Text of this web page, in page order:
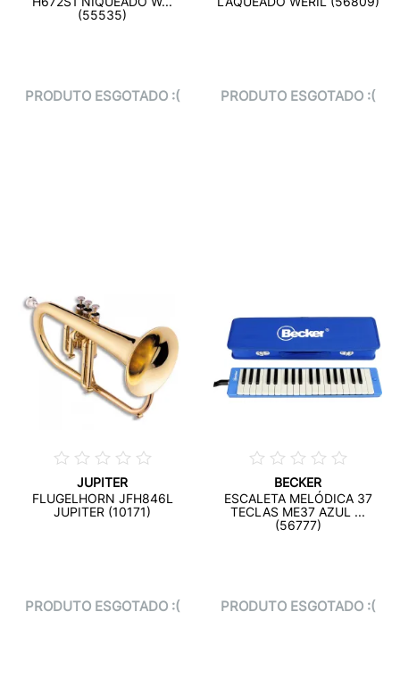
(55535)
PRODUTO ESGOTADO :( PRODUTO ESGOTADO :(
JUPITER
FLUGELHORN JFH846L
JUPITER (10171)
PRODUTO ESGOTADO :(
BECKER
ESCALETA MELÓDICA 37
TECLAS ME37 AZUL ...
(56777)
PRODUTO ESGOTADO :(